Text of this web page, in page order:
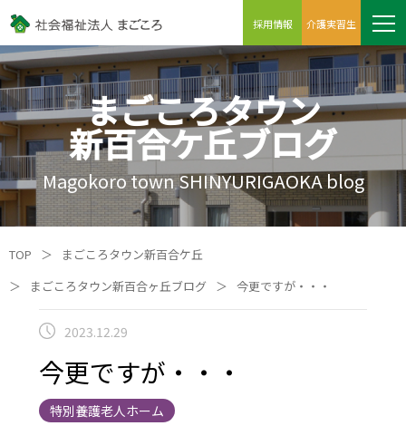
採用情報 介護実習生
まごころタウン
新百合ケ丘ブログ
Magokoro town SHINYURIGAOKA blog
TOP ＞
まごころタウン新百合ケ丘
＞
まごころタウン新百合ヶ丘ブログ ＞ 今更ですが・・・
2023.12.29
今更ですが・・・
特別養護老人ホーム